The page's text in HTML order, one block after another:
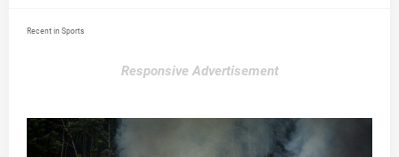
Recent in Sports
Responsive Advertisement